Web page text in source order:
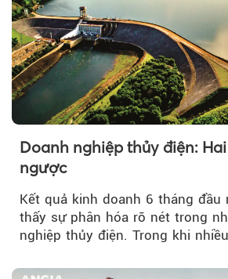
Doanh nghiệp thủy điện:
ngược
Kết quả kinh doanh 6 tháng đầu
thấy sự phân hóa rõ nét trong
nghiệp thủy điện. Trong khi